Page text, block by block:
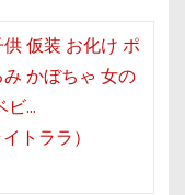
仮装 お化け ポ
かぼちゃ 女の
ビ…
トララ）